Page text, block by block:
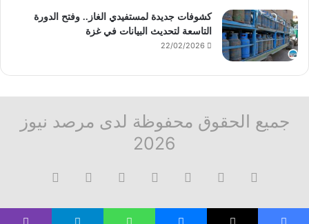
كشوفات جديدة لمستفيدي الغاز.. وفتح الدورة
التاسعة لتحديث البيانات في غزة
22/02/2026
جميع الحقوق محفوظة لدى مرصد نيوز
2026
فيسبوك تيلقرام واتساب
واتسابفيسبوك